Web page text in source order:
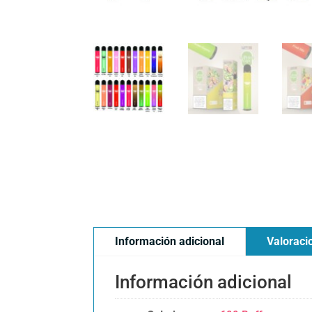
Información adicional
Información adicional